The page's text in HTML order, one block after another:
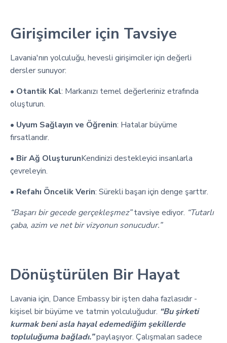
Girişimciler için Tavsiye
Lavania'nın yolculuğu, hevesli girişimciler için değerli
dersler sunuyor:
• Otantik Kal: Markanızı temel değerleriniz etrafında
oluşturun.
• Uyum Sağlayın ve Öğrenin: Hatalar büyüme
fırsatlarıdır.
• Bir Ağ OluşturunKendinizi destekleyici insanlarla
çevreleyin.
• Refahı Öncelik Verin: Sürekli başarı için denge şarttır.
“Başarı bir gecede gerçekleşmez”tavsiye ediyor. “Tutarlı
çaba, azim ve net bir vizyonun sonucudur.”
Dönüştürülen Bir Hayat
Lavania için, Dance Embassy bir işten daha fazlasıdır -
kişisel bir büyüme ve tatmin yolculuğudur. “Bu şirketi
kurmak beni asla hayal edemediğim şekillerde
topluluğuma bağladı.”paylaşıyor. Çalışmaları sadece